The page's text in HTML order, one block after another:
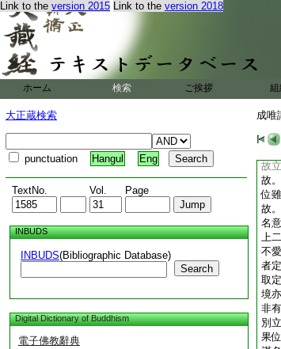
Link to the version 2015 Link to the version 2018
ホーム 検索 ご挨拶
大正蔵検索
punctuation Hangul Eng
TextNo. Vol. Page
INBUDS
INBUDS(Bibliographic Database)
Search
Digital Dictionary of Buddhism
電子佛教辭典
成唯
依
愛
引
唯
唯
生
中
變
定
雖
故
故
位
故
名
上
不
者
取
境
非
別
果